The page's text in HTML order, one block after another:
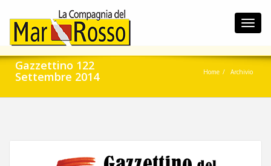
Gazzettino 122
Settembre 2014 Home Archivio